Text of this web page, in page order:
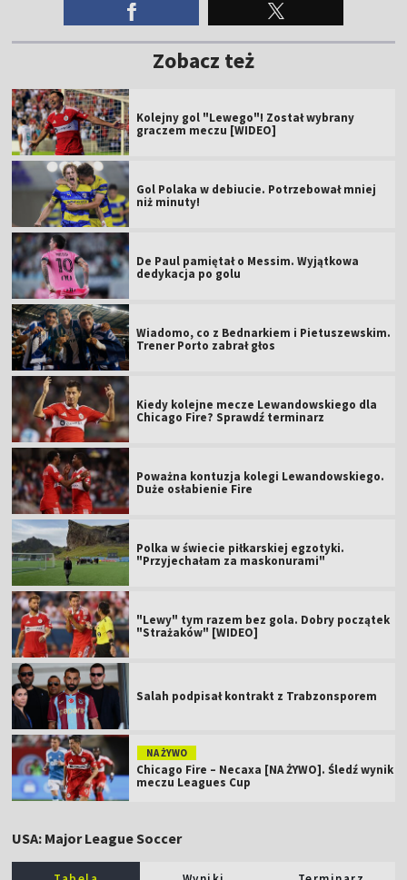
Zobacz też
Kolejny gol "Lewego"! Został wybrany
graczem meczu [WIDEO]
Gol Polaka w debiucie. Potrzebował mniej
niż minuty!
De Paul pamiętał o Messim. Wyjątkowa
dedykacja po golu
Wiadomo, co z Bednarkiem i Pietuszewskim.
Trener Porto zabrał głos
Kiedy kolejne mecze Lewandowskiego dla
Chicago Fire? Sprawdź terminarz
Poważna kontuzja kolegi Lewandowskiego.
Duże osłabienie Fire
Polka w świecie piłkarskiej egzotyki.
"Przyjechałam za maskonurami"
"Lewy" tym razem bez gola. Dobry początek
"Strażaków" [WIDEO]
Salah podpisał kontrakt z Trabzonsporem
NA ŻYWO
Chicago Fire – Necaxa [NA ŻYWO]. Śledź wynik
meczu Leagues Cup
USA: Major League Soccer